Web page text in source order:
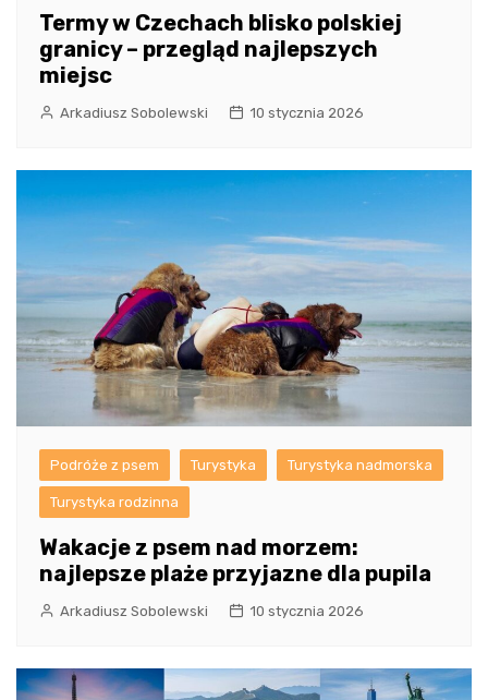
Termy w Czechach blisko polskiej
granicy – przegląd najlepszych
miejsc
Arkadiusz Sobolewski 10 stycznia 2026
Podróże z psem Turystyka Turystyka nadmorska
Turystyka rodzinna
Wakacje z psem nad morzem:
najlepsze plaże przyjazne dla pupila
Arkadiusz Sobolewski 10 stycznia 2026